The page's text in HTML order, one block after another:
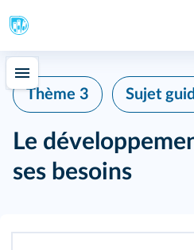
Thème 3 Sujet
Le
ses besoins